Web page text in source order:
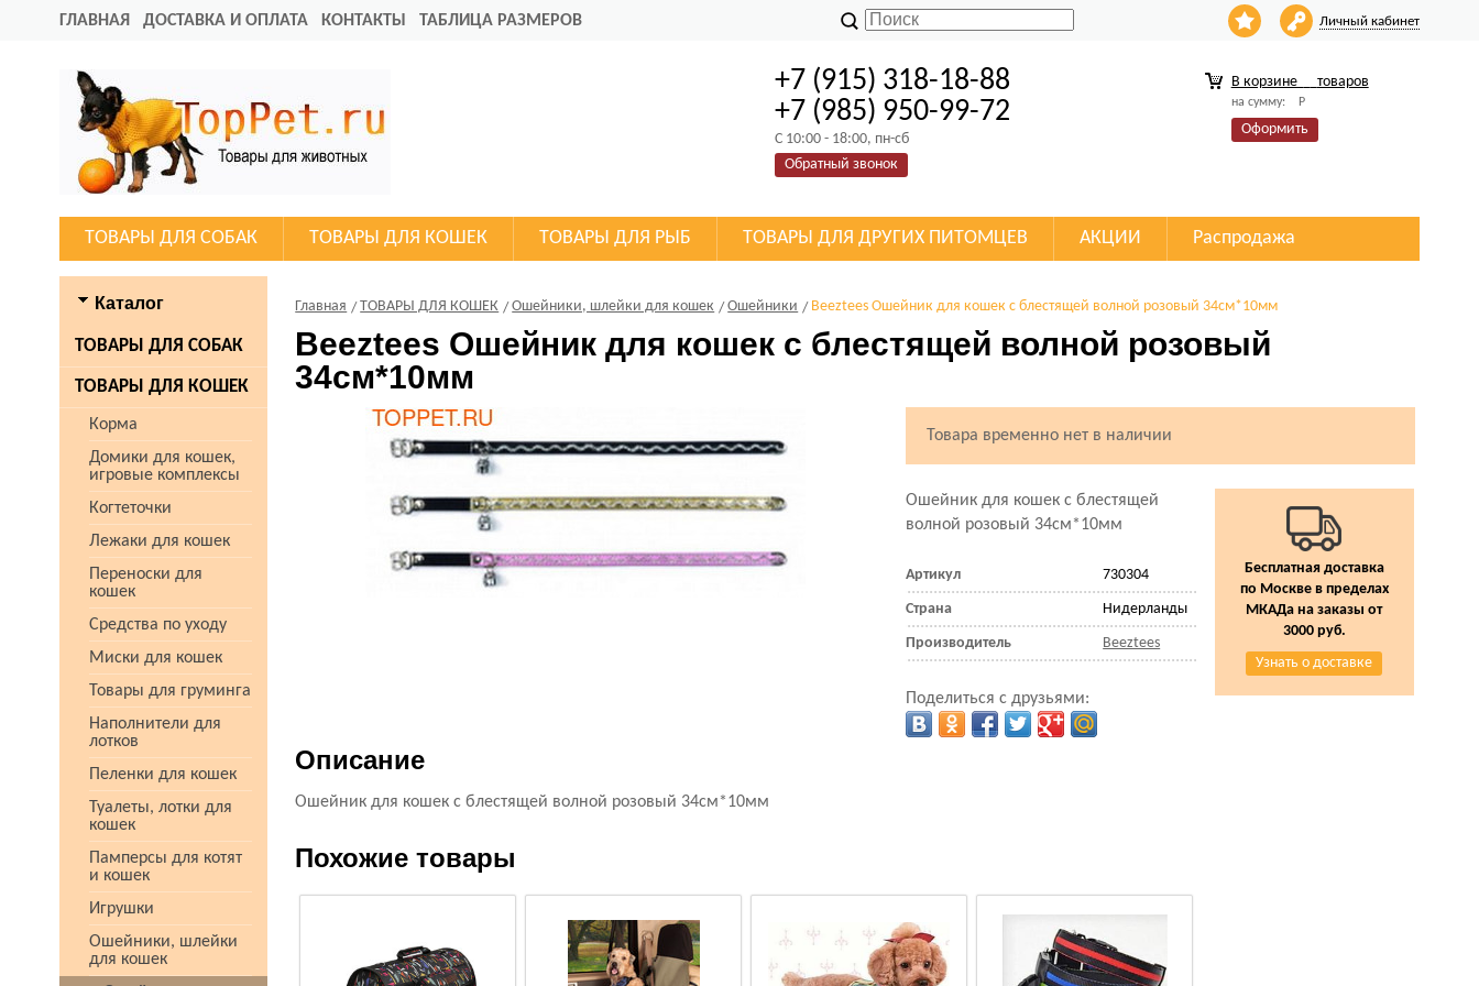
ГЛАВНАЯ ДОСТАВКА И ОПЛАТА КОНТАКТЫ ТАБЛИЦА РАЗМЕРОВ Личный кабинет
+7 (915) 318-18-88
+7 (985) 950-99-72
C 10:00 - 18:00, пн-сб
Обратный звонок
В корзине товаров
на сумму: Р
Оформить
ТОВАРЫ ДЛЯ СОБАК ТОВАРЫ ДЛЯ КОШЕК ТОВАРЫ ДЛЯ РЫБ ТОВАРЫ ДЛЯ ДРУГИХ ПИТОМЦЕВ АКЦИИ Распродажа
Каталог
ТОВАРЫ ДЛЯ СОБАК
ТОВАРЫ ДЛЯ КОШЕК
Корма
Домики для кошек,
игровые комплексы
Когтеточки
Лежаки для кошек
Переноски для
кошек
Средства по уходу
Миски для кошек
Товары для груминга
Наполнители для
лотков
Пеленки для кошек
Туалеты, лотки для
кошек
Памперсы для котят
и кошек
Игрушки
Ошейники, шлейки
для кошек
Главная ТОВАРЫ ДЛЯ КОШЕК Ошейники, шлейки для кошек Ошейники Beeztees Ошейник для кошек с блестящей волной розовый 34см*10мм
Beeztees Ошейник для кошек с блестящей волной розовый
34см*10мм
Товара временно нет в наличии
Ошейник для кошек с блестящей
волной розовый 34см*10мм
Артикул 730304
Страна Нидерланды
Производитель Beeztees
Поделиться с друзьями:
Описание
Ошейник для кошек с блестящей волной розовый 34см*10мм
Похожие товары
Бесплатная доставка
по Москве в пределах
МКАДа на заказы от
3000 руб.
Узнать о доставке